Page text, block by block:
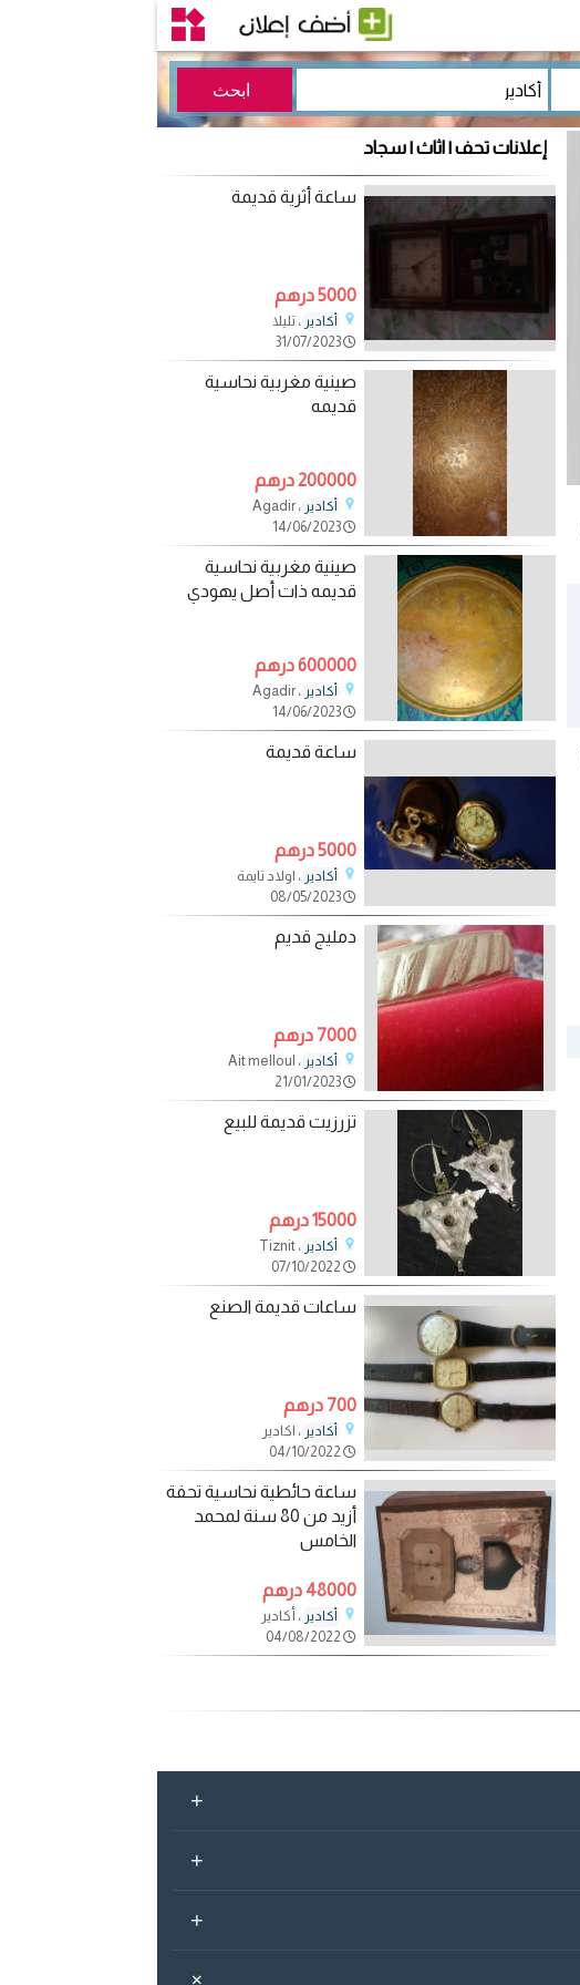
إعلانات تحف | اثاث | سجاد
ساعة أثرية قديمة
5000 درهم
أكادير ، تليلا
31/07/2023
صينية مغربية نحاسية
قديمه
200000 درهم
أكادير ، Agadir
14/06/2023
صينية مغربية نحاسية
قديمه ذات أصل يهودي
600000 درهم
أكادير ، Agadir
14/06/2023
ساعة قديمة
5000 درهم
أكادير ، اولاد تايمة
08/05/2023
دمليج قديم
7000 درهم
أكادير ، Ait melloul
21/01/2023
تزرزيت قديمة للبيع
15000 درهم
أكادير ، Tiznit
07/10/2022
ساعات قديمة الصنع
700 درهم
أكادير ، اكادير
04/10/2022
ساعة حائطية نحاسية تحفة
أزيد من 80 سنة لمحمد
الخامس
48000 درهم
أكادير ، أكادير
04/08/2022
+
+
+
+